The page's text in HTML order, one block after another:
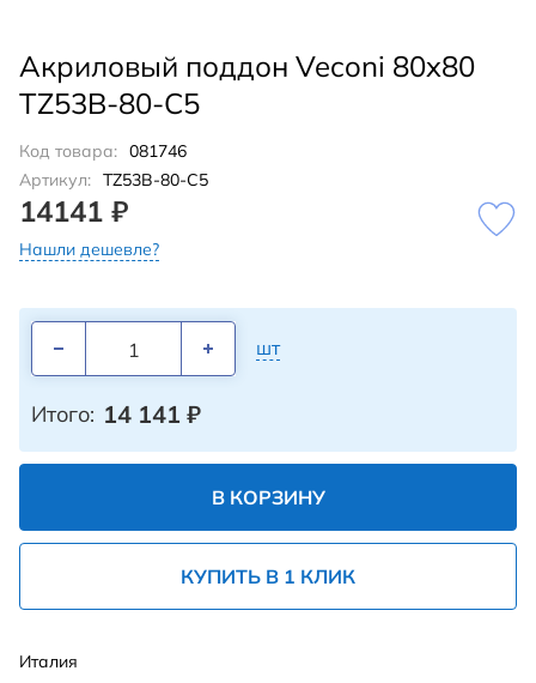
Акриловый поддон Veconi 80x80
TZ53B-80-C5
Код товара: 081746
Артикул: TZ53B-80-C5
14141 ₽
Нашли дешевле?
шт
Итого: 14 141 ₽
В КОРЗИНУ
КУПИТЬ В 1 КЛИК
Италия